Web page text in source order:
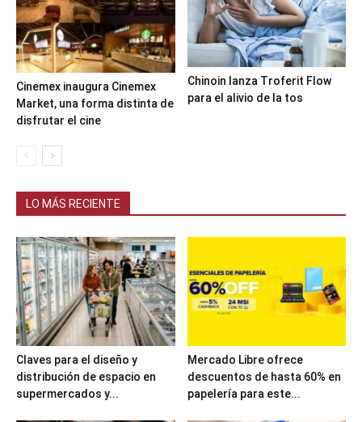
Cinemex inaugura Cinemex
Market, una forma distinta de
disfrutar el cine
Chinoin lanza Troferit Flow
para el alivio de la tos
LO MÁS RECIENTE
Claves para el diseño y
distribución de espacio en
supermercados y...
Mercado Libre ofrece
descuentos de hasta 60% en
papelería para este...